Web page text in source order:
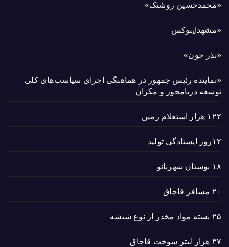
«محمدحسین روشنک»
«مشهداینوکس
«نذر خون»
«نماینده رئیس جمهور در هماهنگی اجرای سیاست‌های کلی
توسعه دریامحور و مکران
۱۲۲ هزار استعلام زمین
۱۲روز ایستادگی تولید
۱۸ بوستان شهربانو
۲۰ مسافر قاچاق
۲۵ بسته مواد مخدر از نوع شیشه
۳۷ هزار لیتر سوخت قاچاق